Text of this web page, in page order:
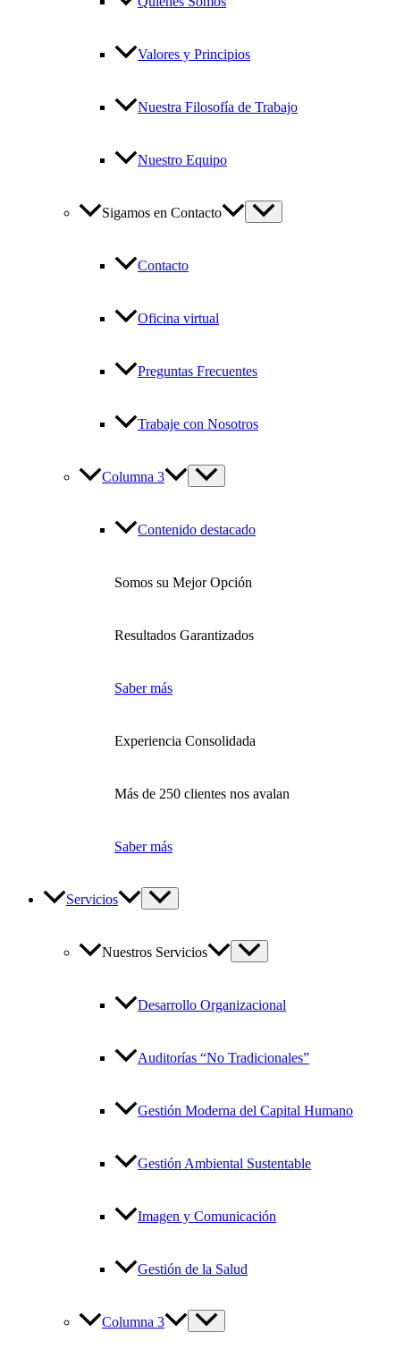
Valores y Principios
Nuestra Filosofía de Trabajo
Nuestro Equipo
Sigamos en Contacto
Contacto
Oficina virtual
Preguntas Frecuentes
Trabaje con Nosotros
Columna 3
Contenido destacado
Somos su Mejor Opción
Resultados Garantizados
Saber más
Experiencia Consolidada
Más de 250 clientes nos avalan
Saber más
Servicios
Nuestros Servicios
Desarrollo Organizacional
Auditorías “No Tradicionales”
Gestión Moderna del Capital Humano
Gestión Ambiental Sustentable
Imagen y Comunicación
Gestión de la Salud
Columna 3